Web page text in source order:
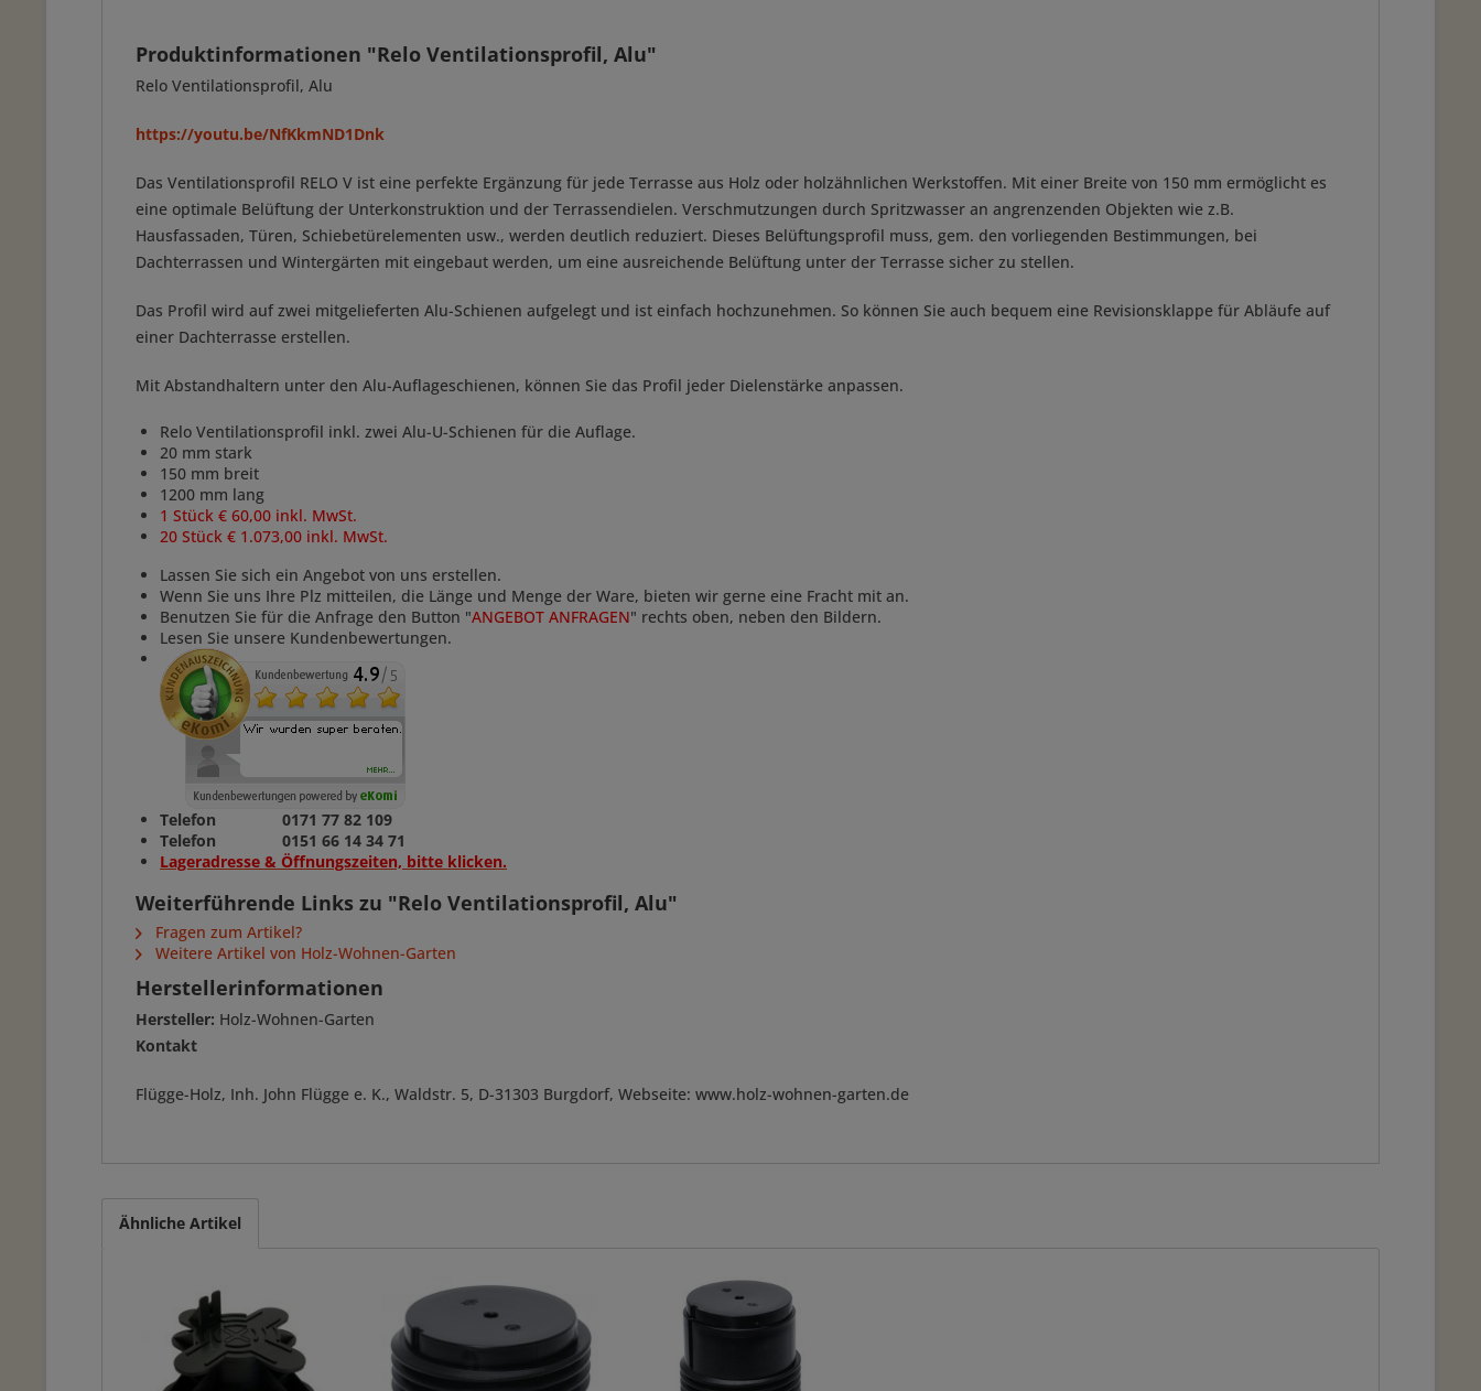
Produktinformationen "Relo Ventilationsprofil, Alu"
Relo Ventilationsprofil, Alu
https://youtu.be/NfKkmND1Dnk
Das Ventilationsprofil RELO V ist eine perfekte Ergänzung für jede Terrasse aus Holz oder holzähnlichen Werkstoffen. Mit einer Breite von 150 mm ermöglicht es
eine optimale Belüftung der Unterkonstruktion und der Terrassendielen. Verschmutzungen durch Spritzwasser an angrenzenden Objekten wie z.B.
Hausfassaden, Türen, Schiebetürelementen usw., werden deutlich reduziert. Dieses Belüftungsprofil muss, gem. den vorliegenden Bestimmungen, bei
Dachterrassen und Wintergärten mit eingebaut werden, um eine ausreichende Belüftung unter der Terrasse sicher zu stellen.
Das Profil wird auf zwei mitgelieferten Alu-Schienen aufgelegt und ist einfach hochzunehmen. So können Sie auch bequem eine Revisionsklappe für Abläufe auf
einer Dachterrasse erstellen.
Mit Abstandhaltern unter den Alu-Auflageschienen, können Sie das Profil jeder Dielenstärke anpassen.
Relo Ventilationsprofil inkl. zwei Alu-U-Schienen für die Auflage.
20 mm stark
150 mm breit
1200 mm lang
1 Stück € 60,00 inkl. MwSt.
20 Stück € 1.073,00 inkl. MwSt.
Lassen Sie sich ein Angebot von uns erstellen.
Wenn Sie uns Ihre Plz mitteilen, die Länge und Menge der Ware, bieten wir gerne eine Fracht mit an.
Benutzen Sie für die Anfrage den Button "ANGEBOT ANFRAGEN" rechts oben, neben den Bildern.
Lesen Sie unsere Kundenbewertungen.
Telefon 0171 77 82 109
Telefon 0151 66 14 34 71
Lageradresse & Öffnungszeiten, bitte klicken.
Weiterführende Links zu "Relo Ventilationsprofil, Alu"
Fragen zum Artikel?
Weitere Artikel von Holz-Wohnen-Garten
Herstellerinformationen
Hersteller: Holz-Wohnen-Garten
Kontakt
Flügge-Holz, Inh. John Flügge e. K., Waldstr. 5, D-31303 Burgdorf, Webseite: www.holz-wohnen-garten.de
Ähnliche Artikel